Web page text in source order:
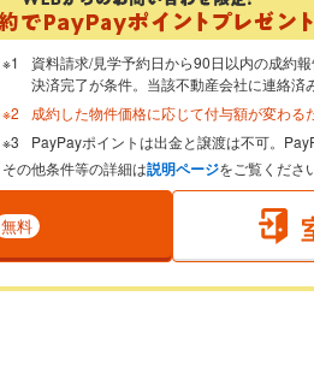
資料請求/見学予約日から90日以内の成約
決済完了が条件。当該不動産会社に連絡済
成約した物件価格に応じて付与額が変わる
PayPayポイントは出金と譲渡は不可。
その他条件等の詳細は説明ページをご覧くださ
無料